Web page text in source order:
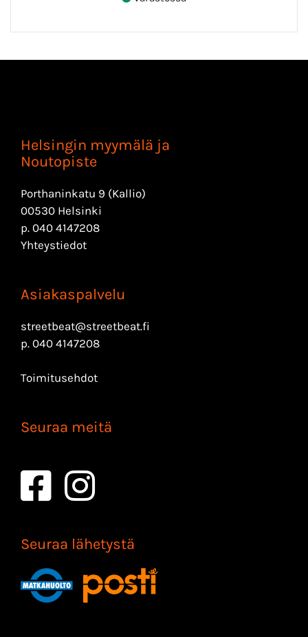
Helsingin myymälä ja
Noutopiste
Porthaninkatu 9 (Kallio)
00530 Helsinki
p. 040 4147208
Yhteystiedot
Asiakaspalvelu
streetbeat@streetbeat.fi
p. 040 4147208
Toimitusehdot
Seuraa meitä
Seuraa lähetystä